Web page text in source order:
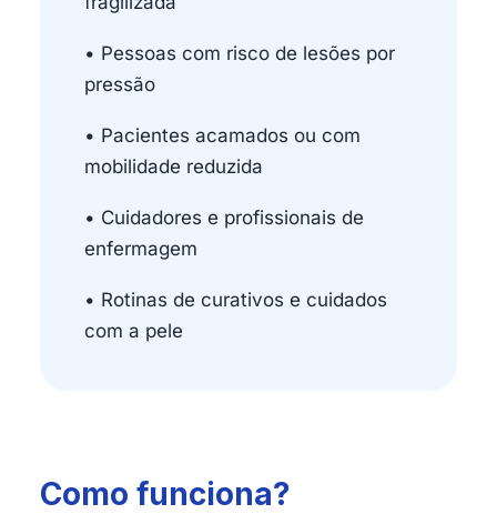
• Pessoas com risco de lesões por
pressão
• Pacientes acamados ou com
mobilidade reduzida
• Cuidadores e profissionais de
enfermagem
• Rotinas de curativos e cuidados
com a pele
Como funciona?